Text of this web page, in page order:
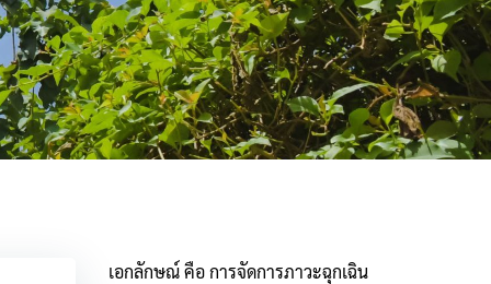
เอกลักษณ์ คือ การจัดการภาวะฉุกเฉิน